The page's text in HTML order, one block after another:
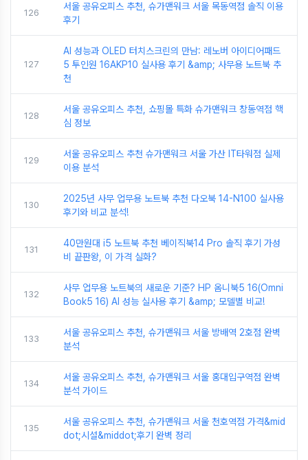
126
서울 공유오피스 추천, 슈가맨워크 서울 목동역점 솔직 이용
후기
127
AI 성능과 OLED 터치스크린의 만남: 레노버 아이디어패드
5 투인원 16AKP10 실사용 후기 &amp; 사무용 노트북 추
천
128
서울 공유오피스 추천, 쇼핑몰 특화 슈가맨워크 창동역점 핵
심 정보
129
서울 공유오피스 추천 슈가맨워크 서울 가산 IT타워점 실제
이용 분석
130
2025년 사무 업무용 노트북 추천 다오북 14-N100 실사용
후기와 비교 분석!
131
40만원대 i5 노트북 추천 베이직북14 Pro 솔직 후기 가성
비 끝판왕, 이 가격 실화?
132
사무 업무용 노트북의 새로운 기준? HP 옴니북5 16(Omni
Book5 16) AI 성능 실사용 후기 &amp; 모델별 비교!
133
서울 공유오피스 추천, 슈가맨워크 서울 방배역 2호점 완벽
분석
134
서울 공유오피스 추천, 슈가맨워크 서울 홍대입구역점 완벽
분석 가이드
135
서울 공유오피스 추천, 슈가맨워크 서울 천호역점 가격&mid
dot;시설&middot;후기 완벽 정리